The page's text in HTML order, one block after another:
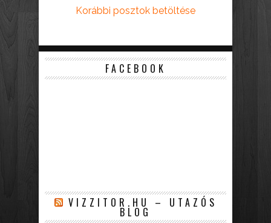
Korábbi posztok betöltése
FACEBOOK
VIZZITOR.HU – UTAZÓS
BLOG